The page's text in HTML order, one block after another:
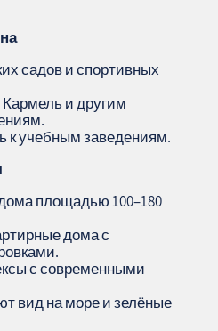
садов и спортивных
Кармель и другим
к учебным заведениям.
площадью 100–180
дома с
с современными
вид на море и зелёные